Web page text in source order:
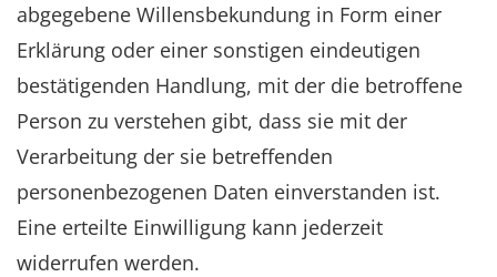
abgegebene Willensbekundung in Form einer
Erklärung oder einer sonstigen eindeutigen
bestätigenden Handlung, mit der die betroffene
Person zu verstehen gibt, dass sie mit der
Verarbeitung der sie betreffenden
personenbezogenen Daten einverstanden ist.
Eine erteilte Einwilligung kann jederzeit
widerrufen werden.